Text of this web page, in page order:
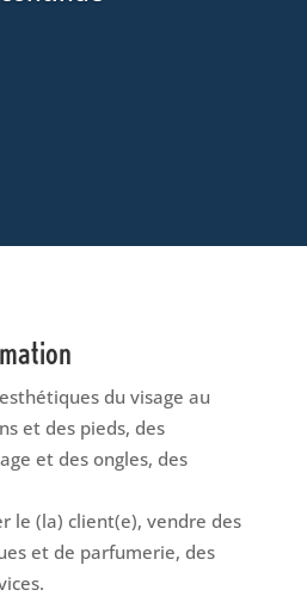
du visage au
et des pieds, des
et des ongles, des
le (la) client(e), vendre des
et de parfumerie, des